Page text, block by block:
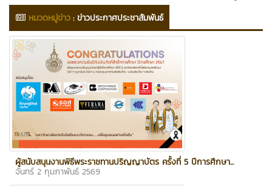
หมวดหมู่ข่าว:ข่าวประกาศประชาสัมพันธ์
ผู้สนับสนุนงานพิธีพระราชทานปริญญาบัตร ครั้งที่ 5 ปีการศึกษา...
จันทร์ 2 กุมภาพันธ์ 2569